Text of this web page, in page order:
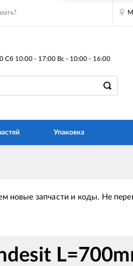
Сб 10:00 - 17:00 Вс - 10:00 - 16:00
Упаковка
новые запчасти и коды. Не